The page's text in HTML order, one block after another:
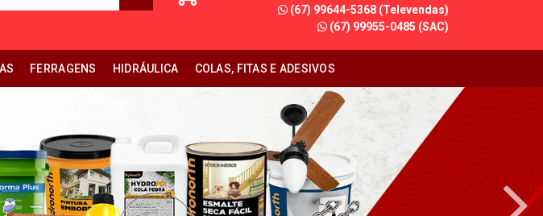
(67) 99644-5368 (Televendas)
(67) 99955-0485 (SAC)
FERRAGENS HIDRÁULICA COLAS, FITAS E ADESIVOS